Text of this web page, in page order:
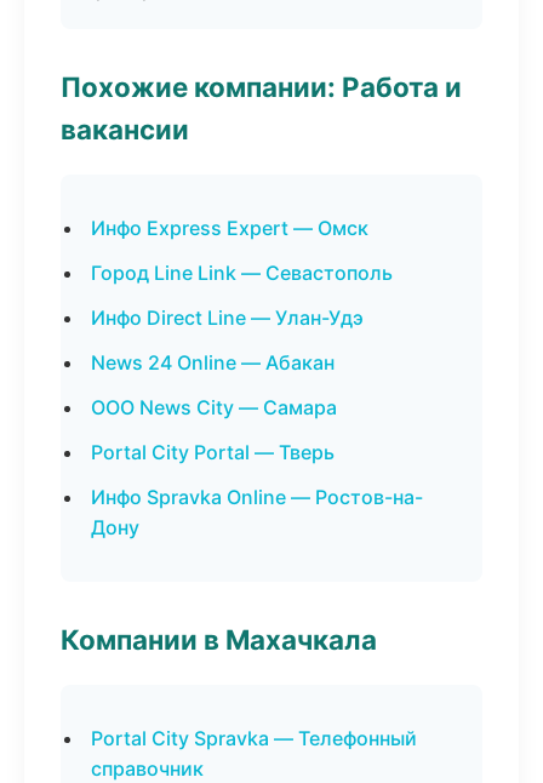
Похожие компании: Работа и
вакансии
Инфо Express Expert — Омск
Город Line Link — Севастополь
Инфо Direct Line — Улан-Удэ
News 24 Online — Абакан
ООО News City — Самара
Portal City Portal — Тверь
Инфо Spravka Online — Ростов-на-
Дону
Компании в Махачкала
Portal City Spravka — Телефонный
справочник